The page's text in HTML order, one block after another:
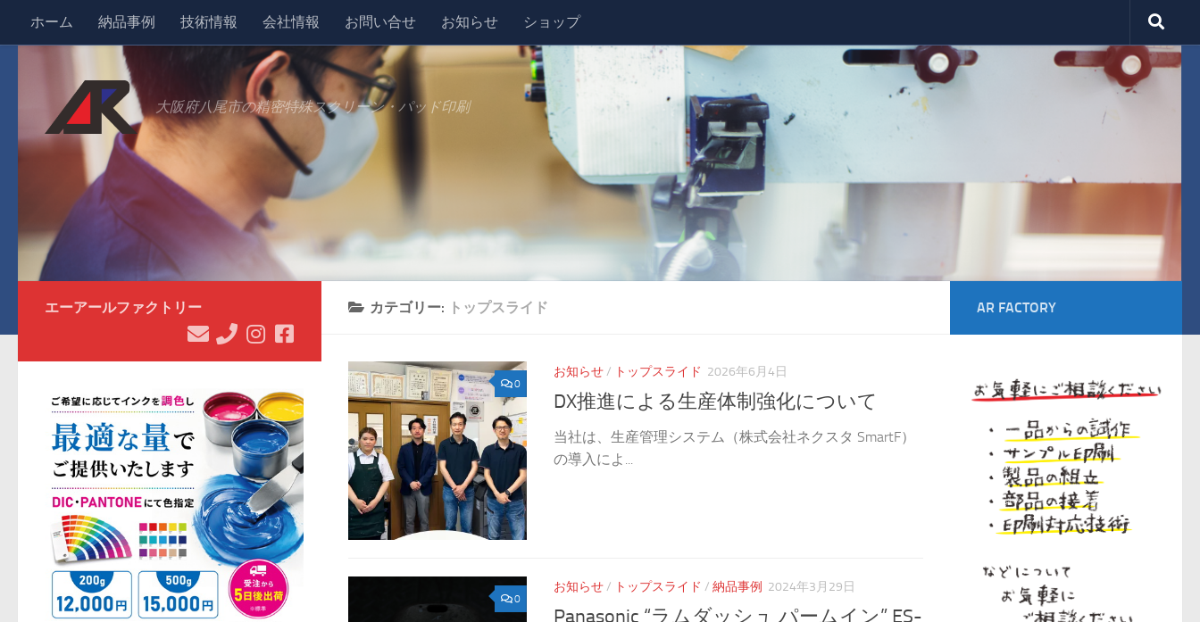
コンテンツへスキップ
ホーム 納品事例 技術情報 会社情報 お問い合せ お知らせ ショップ
大阪府八尾市の精密特殊スクリーン・パッド印刷
カテゴリー: トップスライド
0
お知らせ/ トップスライド 2026年6月4日
DX推進による生産体制強化について
当社は、生産管理システム（株式会社ネクスタ SmartF）
の導入によ...
0
お知らせ/ トップスライド / 納品事例 2024年3月29日
Panasonic “ラムダッシュ パームイン” ES-
エーアールファクトリー AR FACTORY